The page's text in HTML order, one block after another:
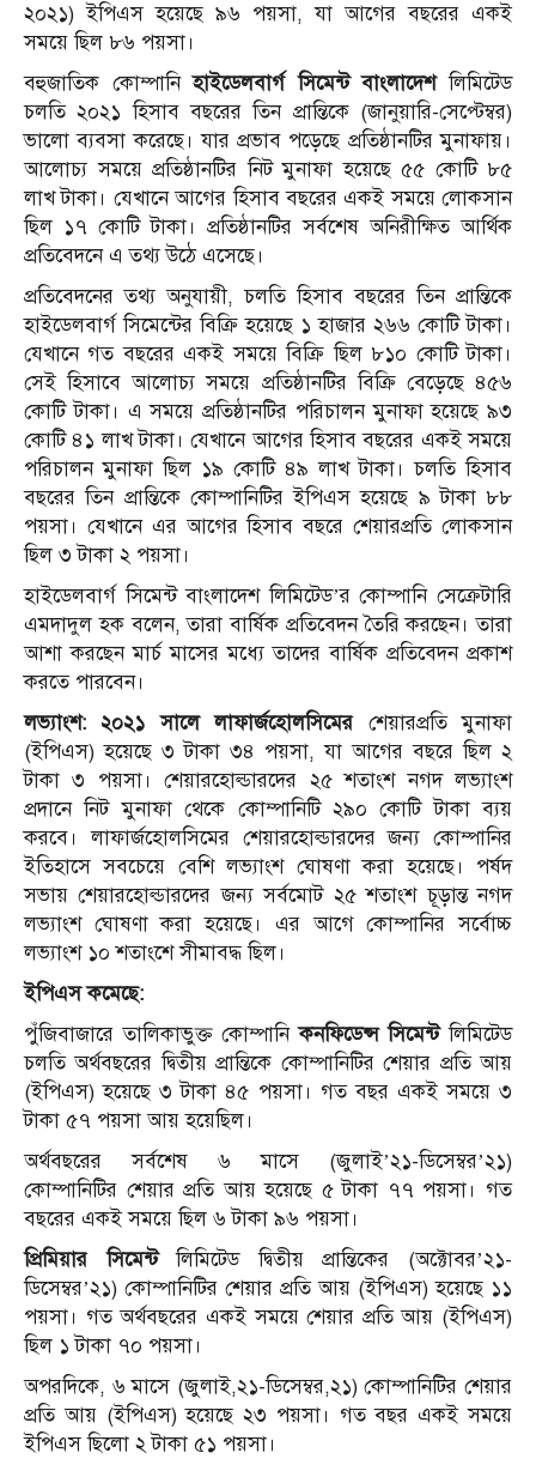
২০২১) ইপিএস হয়েছে ৯৬ পয়সা, যা আগের বছরের একই
সময়ে ছিল ৮৬ পয়সা।
বহুজাতিক কোম্পানিহাইডেলবার্গ সিমেন্ট বাংলাদেশলিমিটেড
চলতি ২০২১ হিসাব বছরের তিন প্রান্তিকে (জানুয়ারি-সেপ্টেম্বর)
ভালো ব্যবসা করেছে। যার প্রভাব পড়েছে প্রতিষ্ঠানটির মুনাফায়।
আলোচ্য সময়ে প্রতিষ্ঠানটির নিট মুনাফা হয়েছে ৫৫ কোটি ৮৫
লাখ টাকা। যেখানে আগের হিসাব বছরের একই সময়ে লোকসান
ছিল ১৭ কোটি টাকা। প্রতিষ্ঠানটির সর্বশেষ অনিরীক্ষিত আর্থিক
প্রতিবেদনে এ তথ্য উঠে এসেছে।
প্রতিবেদনের তথ্য অনুযায়ী, চলতি হিসাব বছরের তিন প্রান্তিকে
হাইডেলবার্গ সিমেন্টের বিক্রি হয়েছে ১ হাজার ২৬৬ কোটি টাকা।
যেখানে গত বছরের একই সময়ে বিক্রি ছিল ৮১০ কোটি টাকা।
সেই হিসাবে আলোচ্য সময়ে প্রতিষ্ঠানটির বিক্রি বেড়েছে ৪৫৬
কোটি টাকা। এ সময়ে প্রতিষ্ঠানটির পরিচালন মুনাফা হয়েছে ৯৩
কোটি ৪১ লাখ টাকা। যেখানে আগের হিসাব বছরের একই সময়ে
পরিচালন মুনাফা ছিল ১৯ কোটি ৪৯ লাখ টাকা। চলতি হিসাব
বছরের তিন প্রান্তিকে কোম্পানিটির ইপিএস হয়েছে ৯ টাকা ৮৮
পয়সা। যেখানে এর আগের হিসাব বছরে শেয়ারপ্রতি লোকসান
ছিল ৩ টাকা ২ পয়সা।
হাইডেলবার্গ সিমেন্ট বাংলাদেশ লিমিটেড’র কোম্পানি সেক্রেটারি
এমদাদুল হক বলেন, তারা বার্ষিক প্রতিবেদন তৈরি করছেন। তারা
আশা করছেন মার্চ মাসের মধ্যে তাদের বার্ষিক প্রতিবেদন প্রকাশ
করতে পারবেন।
লভ্যাংশ: ২০২১ সালে লাফার্জহোলসিমেরশেয়ারপ্রতি মুনাফা
(ইপিএস) হয়েছে ৩ টাকা ৩৪ পয়সা, যা আগের বছরে ছিল ২
টাকা ৩ পয়সা। শেয়ারহোল্ডারদের ২৫ শতাংশ নগদ লভ্যাংশ
প্রদানে নিট মুনাফা থেকে কোম্পানিটি ২৯০ কোটি টাকা ব্যয়
করবে। লাফার্জহোলসিমের শেয়ারহোল্ডারদের জন্য কোম্পানির
ইতিহাসে সবচেয়ে বেশি লভ্যাংশ ঘোষণা করা হয়েছে। পর্ষদ
সভায় শেয়ারহোল্ডারদের জন্য সর্বমোট ২৫ শতাংশ চূড়ান্ত নগদ
লভ্যাংশ ঘোষণা করা হয়েছে। এর আগে কোম্পানির সর্বোচ্চ
লভ্যাংশ ১০ শতাংশে সীমাবদ্ধ ছিল।
ইপিএস কমেছে:
পুঁজিবাজারে তালিকাভুক্ত কোম্পানিকনফিডেন্স সিমেন্টলিমিটেড
চলতি অর্থবছরের দ্বিতীয় প্রান্তিকে কোম্পানিটির শেয়ার প্রতি আয়
(ইপিএস) হয়েছে ৩ টাকা ৪৫ পয়সা। গত বছর একই সময়ে ৩
টাকা ৫৭ পয়সা আয় হয়েছিল।
অর্থবছরের সর্বশেষ ৬ মাসে (জুলাই’২১-ডিসেম্বর’২১)
কোম্পানিটির শেয়ার প্রতি আয় হয়েছে ৫ টাকা ৭৭ পয়সা। গত
বছরের একই সময়ে ছিল ৬ টাকা ৯৬ পয়সা।
প্রিমিয়ার সিমেন্টলিমিটেড দ্বিতীয় প্রান্তিকের (অক্টোবর’২১-
ডিসেম্বর’২১) কোম্পানিটির শেয়ার প্রতি আয় (ইপিএস) হয়েছে ১১
পয়সা। গত অর্থবছরের একই সময়ে শেয়ার প্রতি আয় (ইপিএস)
ছিল ১ টাকা ৭০ পয়সা।
অপরদিকে, ৬ মাসে (জুলাই,২১-ডিসেম্বর,২১) কোম্পানিটির শেয়ার
প্রতি আয় (ইপিএস) হয়েছে ২৩ পয়সা। গত বছর একই সময়ে
ইপিএস ছিলো ২ টাকা ৫১ পয়সা।